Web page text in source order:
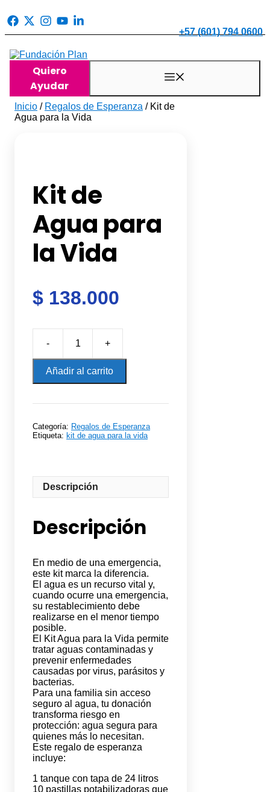
al
+57 (601) 794 0600
Quiero
Ayudar
Inicio / Regalos de Esperanza / Kit de
Agua para la Vida
Kit de
Agua para
la Vida
$ 138.000
-
de
para
cantidad
+
Añadir al carrito
Categoría: Regalos de Esperanza
Etiqueta: kit de agua para la vida
Descripción
Descripción
En medio de una emergencia,
este kit marca la diferencia.
El agua es un recurso vital y,
cuando ocurre una emergencia,
su restablecimiento debe
realizarse en el menor tiempo
posible.
El Kit Agua para la Vida permite
tratar aguas contaminadas y
prevenir enfermedades
causadas por virus, parásitos y
bacterias.
Para una familia sin acceso
seguro al agua, tu donación
transforma riesgo en
protección: agua segura para
quienes más lo necesitan.
Este regalo de esperanza
incluye:
1 tanque con tapa de 24 litros
10 pastillas potabilizadoras que